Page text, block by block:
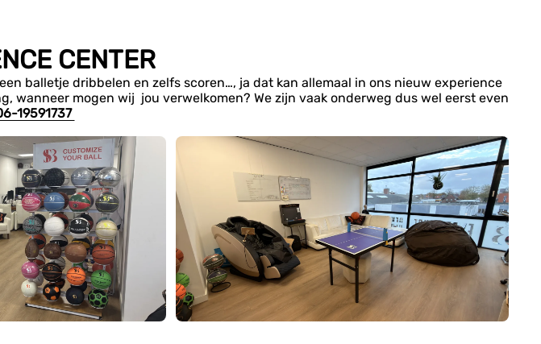
CENTER
balletje dribbelen en zelfs scoren…, ja dat kan allemaal in ons nieuw experience
wanneer mogen wij jou verwelkomen? We zijn vaak onderweg dus wel eerst even
19591737